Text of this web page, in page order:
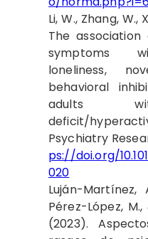
Li, W., Zhang, W.,
The
symptoms
loneliness,
behavioral
adults
deficit/
Psychiatry
ps://doi.org/
020
Luján-Martínez,
Pérez-López,
(2023).